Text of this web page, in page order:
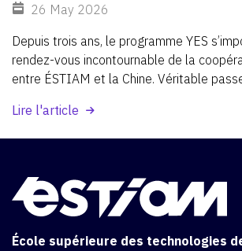
26 May 2026
Depuis trois ans, le programme YES
rendez-vous incontournable de la
entre ÉSTIAM et la Chine. Véritable
international
permet
expérience académique et humaine
Lire l'article
École supérieure des technologies